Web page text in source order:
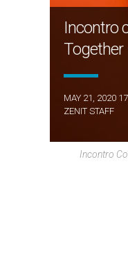
Incontro
Together
MAY 21, 2020
ZENIT STAFF
Incontro